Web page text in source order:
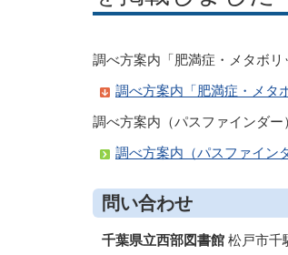
調べ方案内「肥満症・メタボリ
調べ方案内「肥満症・メタ
調べ方案内（パスファインダー
調べ方案内（パスファイン
問い合わせ
千葉県立西部図書館 松戸市千